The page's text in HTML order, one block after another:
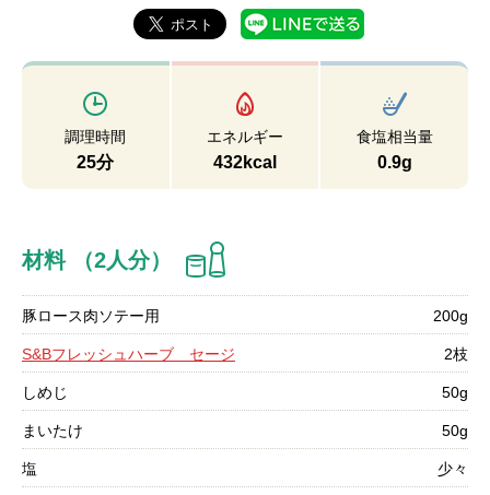
調理時間
25分
エネルギー
432kcal
食塩相当量
0.9g
材料 （2人分）
豚ロース肉ソテー用 200g
S&Bフレッシュハーブ セージ 2枝
しめじ 50g
まいたけ 50g
塩 少々